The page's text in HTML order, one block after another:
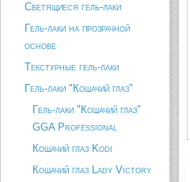
Светящиеся гель-лаки
Гель-лаки на прозрачной
основе
Текстурные гель-лаки
Гель-лаки "Кошачий глаз"
Гель-лаки "Кошачий глаз"
GGA Professional
Кошачий глаз Kodi
Кошачий глаз Lady Victory